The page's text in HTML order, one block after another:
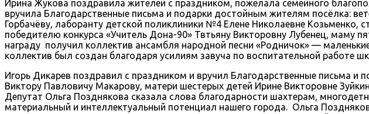
Ирина Жукова поздравила жителей с праздником, пожелала семейного
вручила Благодарственные письма и подарки достойным жителям посёлка:
Горбачёву, лаборанту детской поликлиники №4 Елене Николаевне
победителю конкурса «Учитель Дона-90» Твтьяну Викторовну Лубенец, маму
награду получил коллектив ансамбля народной песни «Родничок» —
коллектив был создан благодаря усилиям завуча по воспитательной
Игорь Дикарев поздравил с праздником и вручил Благодарственные письма
Виктору Павловичу Макарову, матери шестерых детей Ирине Викторовне
Депутат Ольга Позднякова сказала слова благодарности шахтерам,
материальный и интеллектуальный потенциал нашего города. Ольга